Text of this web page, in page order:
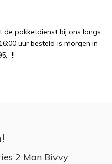
pakketdienst bij ons langs.
uur besteld is morgen in
!!
2 Man Bivvy